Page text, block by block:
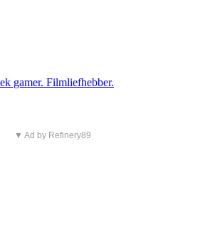
gamer. Filmliefhebber.
▼ Ad by Refinery89